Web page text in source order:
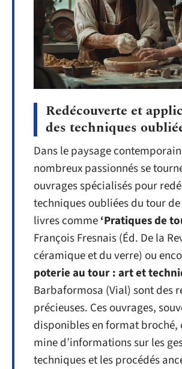
Redécouverte et
des techniques
Dans le paysage
nombreux passionnés se
ouvrages spécialisés pour
techniques oubliées du tour
livres comme‘Pratiques de
François Fresnais (Éd. De la
céramique et du verre) ou
poterie au tour : art et
Barbaformosa (Vial) sont des
précieuses. Ces ouvrages,
disponibles en format broché,
mine d’informations sur les
techniques et les procédés